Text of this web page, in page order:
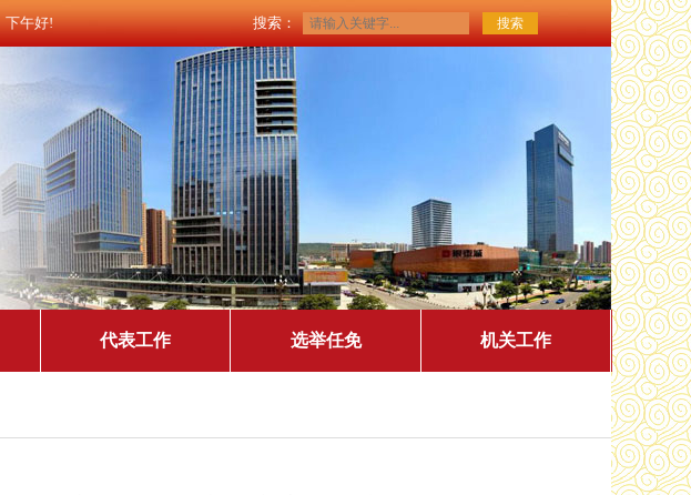
下午好! 搜索：
代表工作 选举任免 机关工作